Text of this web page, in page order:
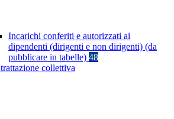
Incarichi conferiti e autorizzati ai
dipendenti (dirigenti e non dirigenti) (da
pubblicare in tabelle) 48
collettiva